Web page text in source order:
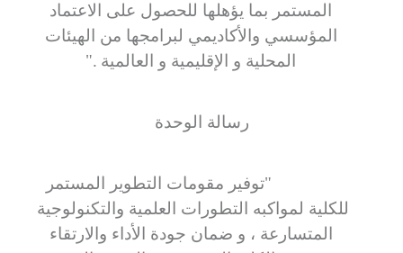
المستمر بما يؤهلها للحصول على الاعتماد
المؤسسي والأكاديمي لبرامجها من الهيئات
المحلية و الإقليمية و العالمية ".
رسالة الوحدة
"توفير مقومات التطوير المستمر
للكلية لمواكبه التطورات العلمية والتكنولوجية
المتسارعة ، و ضمان جودة الأداء والارتقاء